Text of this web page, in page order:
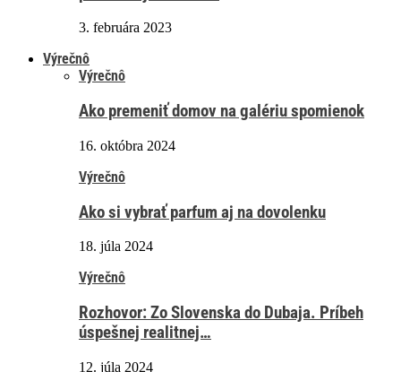
3. februára 2023
Výrečnô
Výrečnô
Ako premeniť domov na galériu spomienok
16. októbra 2024
Výrečnô
Ako si vybrať parfum aj na dovolenku
18. júla 2024
Výrečnô
Rozhovor: Zo Slovenska do Dubaja. Príbeh
úspešnej realitnej…
12. júla 2024